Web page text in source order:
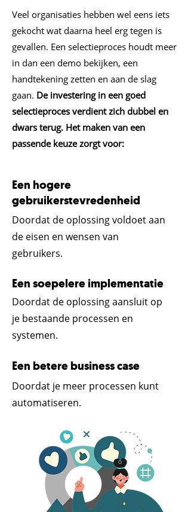
Veel organisaties hebben wel eens iets
gekocht wat daarna heel erg tegen is
gevallen. Een selectieproces houdt meer
in dan een demo bekijken, een
handtekening zetten en aan de slag
gaan. De investering in een goed
selectieproces verdient zich dubbel en
dwars terug. Het maken van een
passende keuze zorgt voor:
Een hogere
gebruikerstevredenheid
Doordat de oplossing voldoet aan
de eisen en wensen van
gebruikers.
Een soepelere implementatie
Doordat de oplossing aansluit op
je bestaande processen en
systemen.
Een betere business case
Doordat je meer processen kunt
automatiseren.